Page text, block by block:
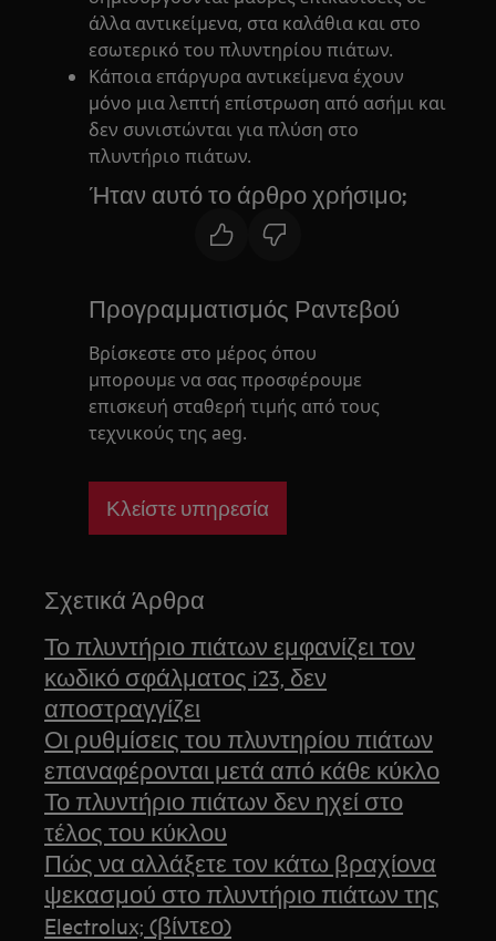
άλλα αντικείμενα, στα καλάθια και στο
εσωτερικό του πλυντηρίου πιάτων.
Κάποια επάργυρα αντικείμενα έχουν
μόνο μια λεπτή επίστρωση από ασήμι και
δεν συνιστώνται για πλύση στο
πλυντήριο πιάτων.
Ήταν αυτό το άρθρο χρήσιμο;
Προγραμματισμός Ραντεβού
Βρίσκεστε στο μέρος όπου
μπορουμε να σας προσφέρουμε
επισκευή σταθερή τιμής από τους
τεχνικούς της aeg.
Κλείστε υπηρεσία
Σχετικά Άρθρα
Το πλυντήριο πιάτων εμφανίζει τον
κωδικό σφάλματος i23, δεν
αποστραγγίζει
Οι ρυθμίσεις του πλυντηρίου πιάτων
επαναφέρονται μετά από κάθε κύκλο
Το πλυντήριο πιάτων δεν ηχεί στο
τέλος του κύκλου
Πώς να αλλάξετε τον κάτω βραχίονα
ψεκασμού στο πλυντήριο πιάτων της
Electrolux; (βίντεο)